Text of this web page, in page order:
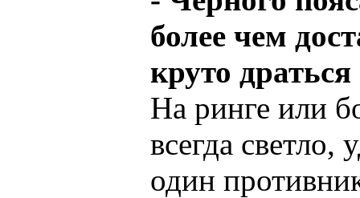
более чем
круто
На ринге или
всегда светло,
один